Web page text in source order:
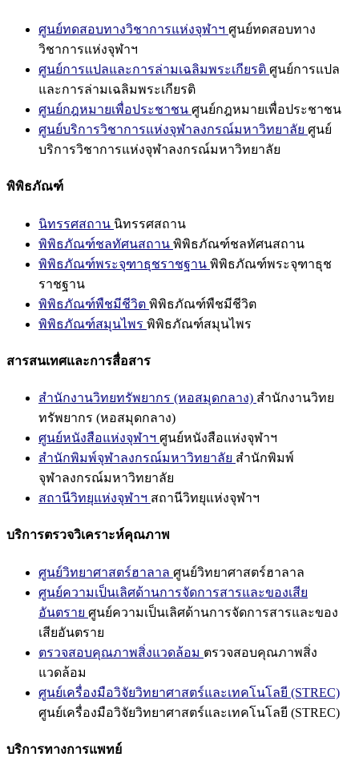
ศูนย์ทดสอบทางวิชาการแห่งจุฬาฯ ศูนย์ทดสอบทาง
วิชาการแห่งจุฬาฯ
ศูนย์การแปลและการล่ามเฉลิมพระเกียรติ ศูนย์การแปล
และการล่ามเฉลิมพระเกียรติ
ศูนย์กฎหมายเพื่อประชาชน ศูนย์กฎหมายเพื่อประชาชน
ศูนย์บริการวิชาการแห่งจุฬาลงกรณ์มหาวิทยาลัย ศูนย์
บริการวิชาการแห่งจุฬาลงกรณ์มหาวิทยาลัย
พิพิธภัณฑ์
นิทรรศสถาน นิทรรศสถาน
พิพิธภัณฑ์ชลทัศนสถาน พิพิธภัณฑ์ชลทัศนสถาน
พิพิธภัณฑ์พระจุฑาธุชราชฐาน พิพิธภัณฑ์พระจุฑาธุช
ราชฐาน
พิพิธภัณฑ์พืชมีชีวิต พิพิธภัณฑ์พืชมีชีวิต
พิพิธภัณฑ์สมุนไพร พิพิธภัณฑ์สมุนไพร
สารสนเทศและการสื่อสาร
สำนักงานวิทยทรัพยากร (หอสมุดกลาง) สำนักงานวิทย
ทรัพยากร (หอสมุดกลาง)
ศูนย์หนังสือแห่งจุฬาฯ ศูนย์หนังสือแห่งจุฬาฯ
สำนักพิมพ์จุฬาลงกรณ์มหาวิทยาลัย สำนักพิมพ์
จุฬาลงกรณ์มหาวิทยาลัย
สถานีวิทยุแห่งจุฬาฯ สถานีวิทยุแห่งจุฬาฯ
บริการตรวจวิเคราะห์คุณภาพ
ศูนย์วิทยาศาสตร์ฮาลาล ศูนย์วิทยาศาสตร์ฮาลาล
ศูนย์ความเป็นเลิศด้านการจัดการสารและของเสีย
อันตราย ศูนย์ความเป็นเลิศด้านการจัดการสารและของ
เสียอันตราย
ตรวจสอบคุณภาพสิ่งแวดล้อม ตรวจสอบคุณภาพสิ่ง
แวดล้อม
ศูนย์เครื่องมือวิจัยวิทยาศาสตร์และเทคโนโลยี (STREC)
ศูนย์เครื่องมือวิจัยวิทยาศาสตร์และเทคโนโลยี (STREC)
บริการทางการแพทย์